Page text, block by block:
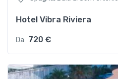
Hotel Vibra Riviera
Da 720 €